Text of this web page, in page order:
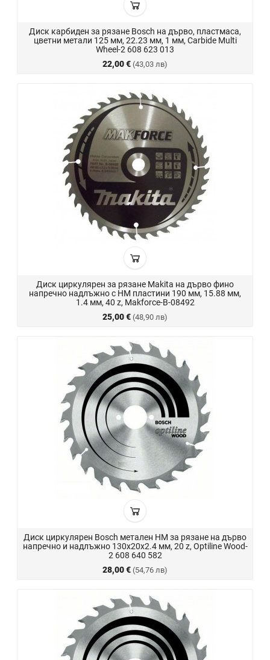
Диск карбиден за рязане Bosch на дърво, пластмаса,
цветни метали 125 мм, 22.23 мм, 1 мм, Carbide Multi
Wheel-2 608 623 013
22,00 € (43,03 лв)
Диск циркулярен за рязане Makita на дърво фино
напречно надлъжно с HM пластини 190 мм, 15.88 мм,
1.4 мм, 40 z, Makforce-B-08492
25,00 € (48,90 лв)
Диск циркулярен Bosch метален HM за рязане на дърво
напречно и надлъжно 130x20x2.4 мм, 20 z, Optiline Wood-
2 608 640 582
28,00 € (54,76 лв)